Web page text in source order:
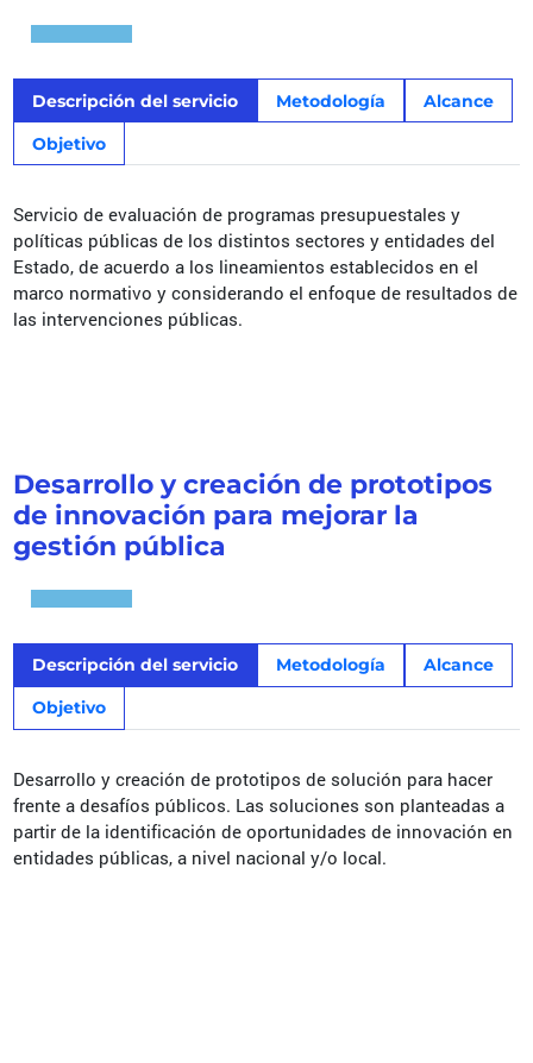
Descripción del servicio Metodología Alcance
Objetivo
Servicio de evaluación de programas presupuestales y
políticas públicas de los distintos sectores y entidades del
Estado, de acuerdo a los lineamientos establecidos en el
marco normativo y considerando el enfoque de resultados de
las intervenciones públicas.
Desarrollo y creación de prototipos
de innovación para mejorar la
gestión pública
Descripción del servicio Metodología Alcance
Objetivo
Desarrollo y creación de prototipos de solución para hacer
frente a desafíos públicos. Las soluciones son planteadas a
partir de la identificación de oportunidades de innovación en
entidades públicas, a nivel nacional y/o local.